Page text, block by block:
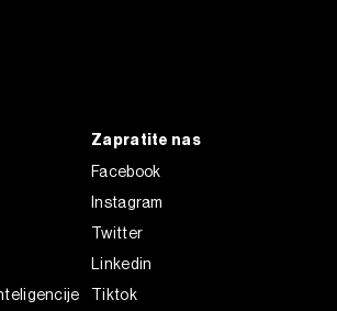
Zapratite nas
Facebook
Instagram
Twitter
Linkedin
Tiktok